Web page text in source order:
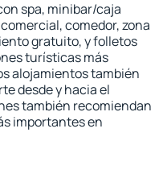
spa, minibar/caja
comedor, zona
gratuito, y folletos
turísticas más
alojamientos también
desde y hacia el
también recomiendan
importantes en